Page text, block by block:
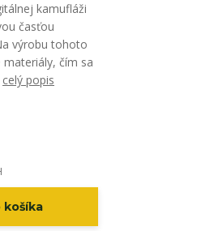
kamufláži
časťou
výrobu tohoto
čím sa
celý popis
košíka